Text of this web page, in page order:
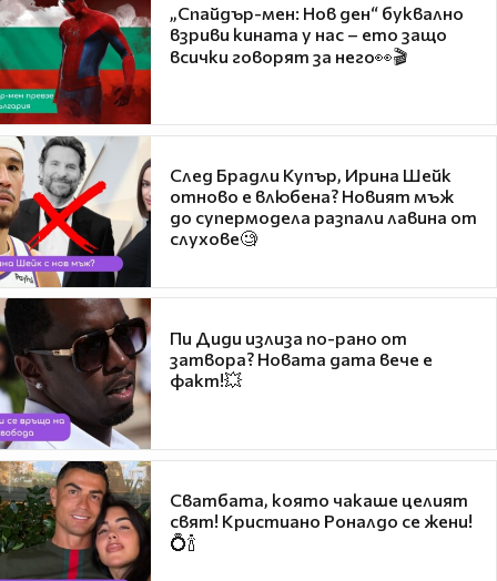
„Спайдър-мен: Нов ден“ буквално
взриви кината у нас – ето защо
всички говорят за него👀🎬
След Брадли Купър, Ирина Шейк
отново е влюбена? Новият мъж
до супермодела разпали лавина от
слухове🧐
Пи Диди излиза по-рано от
затвора? Новата дата вече е
факт!💥
Сватбата, която чакаше целият
свят! Кристиано Роналдо се жени!
💍🍾